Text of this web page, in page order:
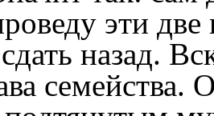
эти
назад.